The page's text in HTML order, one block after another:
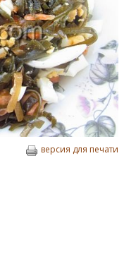
версия для печати